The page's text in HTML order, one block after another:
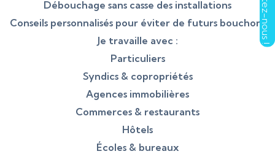
Débouchage sans casse des installations
Conseils personnalisés pour éviter de futurs bouchons
Je travaille avec :
Particuliers
Syndics & copropriétés
Agences immobilières
Commerces & restaurants
Hôtels
Écoles & bureaux